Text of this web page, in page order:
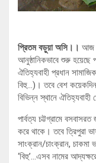
প্রিতম বড়ুয়া অসি।। আজ
আনুষ্ঠানিকভাবে শুরু হয়েছে
ঐতিহ্যবাহী প্রধান
বিহু…)। তবে বেশ
বিভিন্ন স্থানে
পার্বত্য চট্টগ্রামে
করে থাকে। তবে ত্রিপুরা
সাংক্রান/চাংক্রান, চাকমা
‘বিহু’…এসব নামের